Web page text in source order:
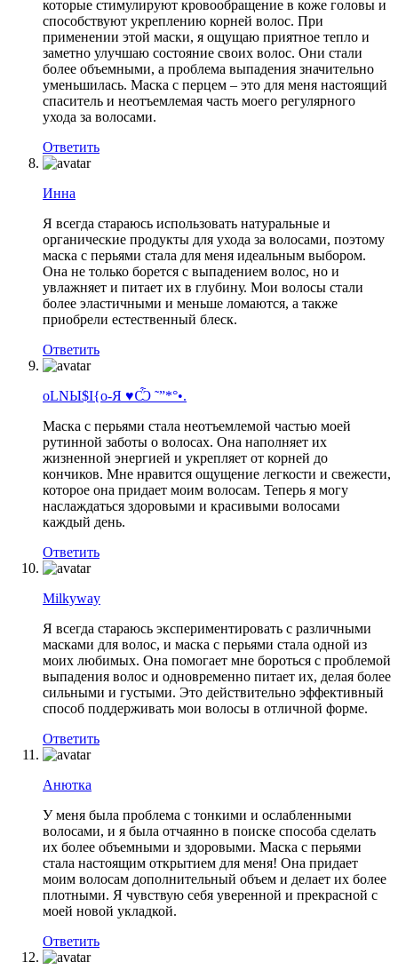
которые стимулируют кровообращение в коже головы и
способствуют укреплению корней волос. При
применении этой маски, я ощущаю приятное тепло и
заметно улучшаю состояние своих волос. Они стали
более объемными, а проблема выпадения значительно
уменьшилась. Маска с перцем – это для меня настоящий
спаситель и неотъемлемая часть моего регулярного
ухода за волосами.
Ответить
Инна
Я всегда стараюсь использовать натуральные и
органические продукты для ухода за волосами, поэтому
маска с перьями стала для меня идеальным выбором.
Она не только борется с выпадением волос, но и
увлажняет и питает их в глубину. Мои волосы стали
более эластичными и меньше ломаются, а также
приобрели естественный блеск.
Ответить
oLNЫ$I{o-Я ♥Ѽ ˜”*°•.
Маска с перьями стала неотъемлемой частью моей
рутинной заботы о волосах. Она наполняет их
жизненной энергией и укрепляет от корней до
кончиков. Мне нравится ощущение легкости и свежести,
которое она придает моим волосам. Теперь я могу
наслаждаться здоровыми и красивыми волосами
каждый день.
Ответить
Milkyway
Я всегда стараюсь экспериментировать с различными
масками для волос, и маска с перьями стала одной из
моих любимых. Она помогает мне бороться с проблемой
выпадения волос и одновременно питает их, делая более
сильными и густыми. Это действительно эффективный
способ поддерживать мои волосы в отличной форме.
Ответить
Анютка
У меня была проблема с тонкими и ослабленными
волосами, и я была отчаянно в поиске способа сделать
их более объемными и здоровыми. Маска с перьями
стала настоящим открытием для меня! Она придает
моим волосам дополнительный объем и делает их более
плотными. Я чувствую себя уверенной и прекрасной с
моей новой укладкой.
Ответить